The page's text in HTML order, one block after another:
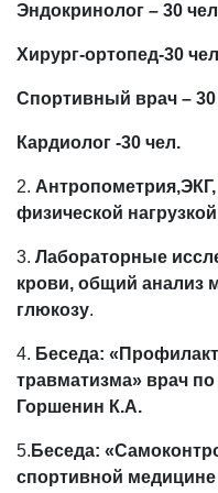
Эндокринолог – 30
Хирург-ортопед-30
Спортивный врач – 30
Кардиолог -30 чел.
2.
физической нагрузкой
3. Лабораторные
крови, общий анализ
глюкозу.
4. Беседа:
травматизма» врач
Горшенин К.А.
5. Беседа:
спортивной